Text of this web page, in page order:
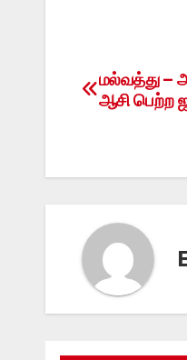
Post
மல்வத்து –
ஆசி பெற்ற